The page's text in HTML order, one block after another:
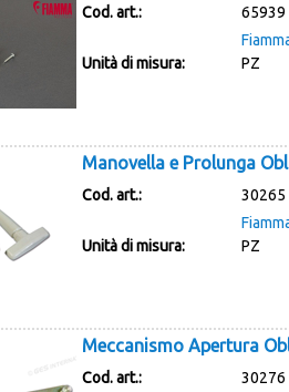
Cod. art.:
65939
Unità di misura:
PZ
Manovella e Prolunga
Cod. art.:
30265
Unità di misura:
PZ
Meccanismo Apertura
Cod. art.:
30276